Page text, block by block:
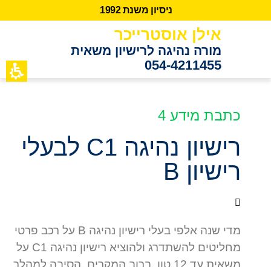
ניסיון משנת 2
9
9
1
אילן אוסטרייכר
מורה נהיגה לרישיון משאית
054-4211455
כתבת מידע 4
רישיון נהיגה C1 לבעלי
רישיון B
מדי שנה אלפי בעלי רישיון נהיגה B על רכב פרטי
מחליטים להשתדרג ולהוציא רישיון נהיגה C1 על
משאית עד 12 טון. ברוב המקרים, הסיבה למהלך